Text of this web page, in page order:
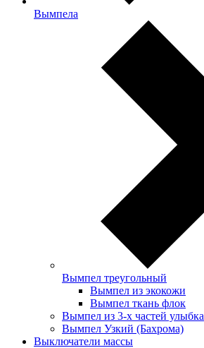
Вымпела
Вымпел треугольный
Вымпел из экокожи
Вымпел ткань флок
Вымпел из 3-х частей улыбка
Вымпел Узкий (Бахрома)
Выключатели массы